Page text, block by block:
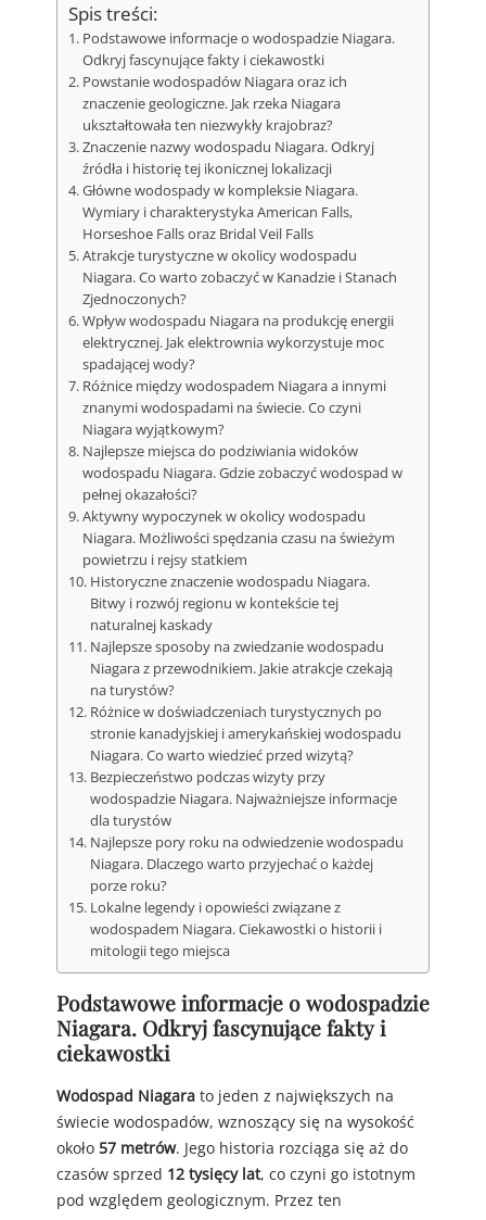
Spis treści:
Podstawowe informacje o wodospadzie Niagara.
Odkryj fascynujące fakty i ciekawostki
Powstanie wodospadów Niagara oraz ich
znaczenie geologiczne. Jak rzeka Niagara
ukształtowała ten niezwykły krajobraz?
Znaczenie nazwy wodospadu Niagara. Odkryj
źródła i historię tej ikonicznej lokalizacji
Główne wodospady w kompleksie Niagara.
Wymiary i charakterystyka American Falls,
Horseshoe Falls oraz Bridal Veil Falls
Atrakcje turystyczne w okolicy wodospadu
Niagara. Co warto zobaczyć w Kanadzie i Stanach
Zjednoczonych?
Wpływ wodospadu Niagara na produkcję energii
elektrycznej. Jak elektrownia wykorzystuje moc
spadającej wody?
Różnice między wodospadem Niagara a innymi
znanymi wodospadami na świecie. Co czyni
Niagara wyjątkowym?
Najlepsze miejsca do podziwiania widoków
wodospadu Niagara. Gdzie zobaczyć wodospad w
pełnej okazałości?
Aktywny wypoczynek w okolicy wodospadu
Niagara. Możliwości spędzania czasu na świeżym
powietrzu i rejsy statkiem
Historyczne znaczenie wodospadu Niagara.
Bitwy i rozwój regionu w kontekście tej
naturalnej kaskady
Najlepsze sposoby na zwiedzanie wodospadu
Niagara z przewodnikiem. Jakie atrakcje czekają
na turystów?
Różnice w doświadczeniach turystycznych po
stronie kanadyjskiej i amerykańskiej wodospadu
Niagara. Co warto wiedzieć przed wizytą?
Bezpieczeństwo podczas wizyty przy
wodospadzie Niagara. Najważniejsze informacje
dla turystów
Najlepsze pory roku na odwiedzenie wodospadu
Niagara. Dlaczego warto przyjechać o każdej
porze roku?
Lokalne legendy i opowieści związane z
wodospadem Niagara. Ciekawostki o historii i
mitologii tego miejsca
Podstawowe informacje o wodospadzie
Niagara. Odkryj fascynujące fakty i
ciekawostki
Wodospad Niagara to jeden z największych na
świecie wodospadów, wznoszący się na wysokość
około 57 metrów. Jego historia rozciąga się aż do
czasów sprzed 12 tysięcy lat, co czyni go istotnym
pod względem geologicznym. Przez ten